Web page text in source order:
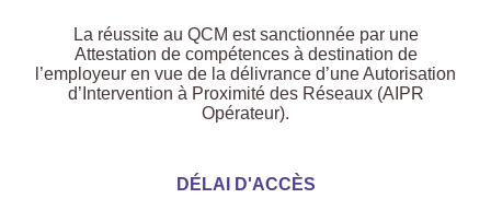
La réussite au QCM est sanctionnée par une
Attestation de compétences à destination de
l’employeur en vue de la délivrance d’une Autorisation
d’Intervention à Proximité des Réseaux (AIPR
Opérateur).
DÉLAI D'ACCÈS